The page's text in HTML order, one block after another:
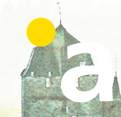
content